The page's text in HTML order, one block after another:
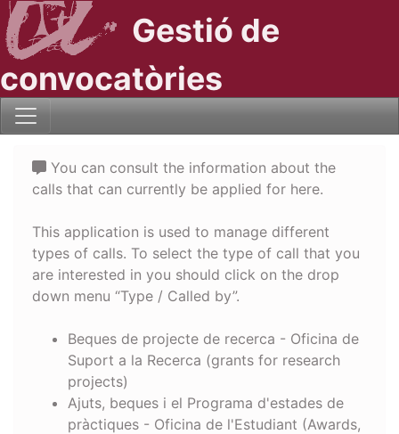
Gestió de
convocatòries
You can consult the information about the
calls that can currently be applied for here.
This application is used to manage different
types of calls. To select the type of call that you
are interested in you should click on the drop
down menu “Type / Called by”.
Beques de projecte de recerca - Oficina de
Suport a la Recerca (grants for research
projects)
Ajuts, beques i el Programa d'estades de
pràctiques - Oficina de l'Estudiant (Awards,